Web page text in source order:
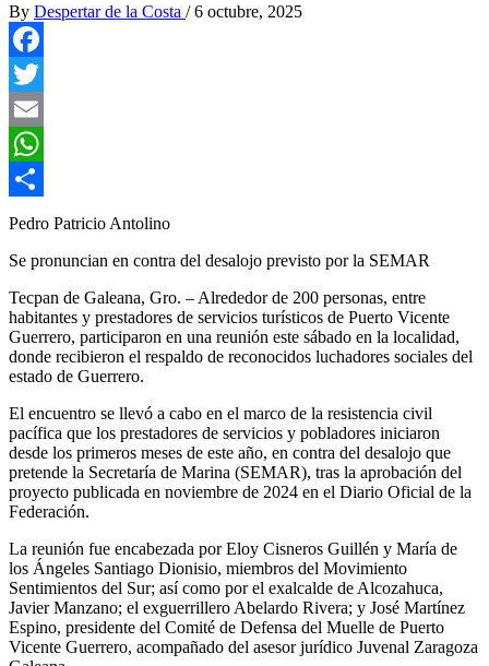
By Despertar de la Costa / 6 octubre, 2025
Facebook
Twitter
Email
WhatsApp
Compartir
Pedro Patricio Antolino
Se pronuncian en contra del desalojo previsto por la SEMAR
Tecpan de Galeana, Gro. – Alrededor de 200 personas, entre
habitantes y prestadores de servicios turísticos de Puerto Vicente
Guerrero, participaron en una reunión este sábado en la localidad,
donde recibieron el respaldo de reconocidos luchadores sociales del
estado de Guerrero.
El encuentro se llevó a cabo en el marco de la resistencia civil
pacífica que los prestadores de servicios y pobladores iniciaron
desde los primeros meses de este año, en contra del desalojo que
pretende la Secretaría de Marina (SEMAR), tras la aprobación del
proyecto publicada en noviembre de 2024 en el Diario Oficial de la
Federación.
La reunión fue encabezada por Eloy Cisneros Guillén y María de
los Ángeles Santiago Dionisio, miembros del Movimiento
Sentimientos del Sur; así como por el exalcalde de Alcozahuca,
Javier Manzano; el exguerrillero Abelardo Rivera; y José Martínez
Espino, presidente del Comité de Defensa del Muelle de Puerto
Vicente Guerrero, acompañado del asesor jurídico Juvenal Zaragoza